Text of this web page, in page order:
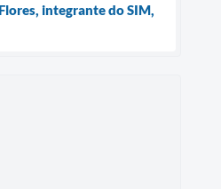
integrante do SIM,